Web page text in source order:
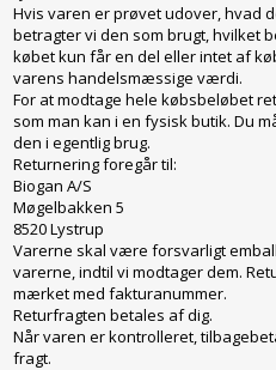
Hvis varen er prøvet udover, hvad
betragter vi den som brugt, hvilket
købet kun får en del eller intet af
varens handelsmæssige værdi.
For at modtage hele købsbeløbet
som man kan i en fysisk butik. Du
den i egentlig brug.
Returnering foregår til:
Biogan A/S
Møgelbakken 5
8520 Lystrup
Varerne skal være forsvarligt
varerne, indtil vi modtager dem.
mærket med fakturanummer.
Returfragten betales af dig.
Når varen er kontrolleret,
fragt.